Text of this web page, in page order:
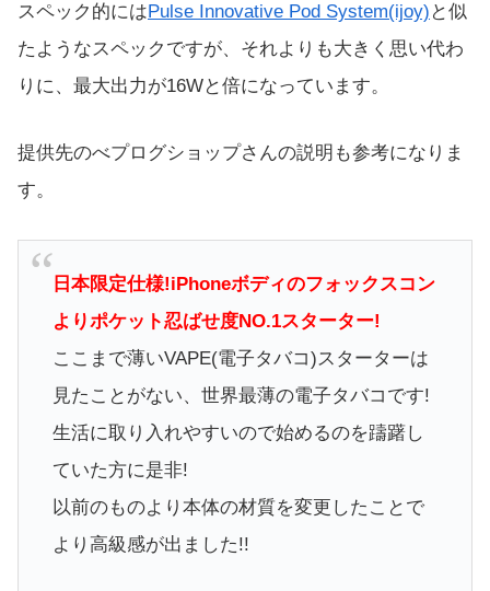
スペック的にはPulse Innovative Pod System(ijoy) と似
たようなスペックですが、それよりも大きく思い代わ
りに、最大出力が16Wと倍になっています。
提供先のべプログショップさんの説明も参考になりま
す。
日本限定仕様!iPhoneボディのフォックスコン
よりポケット忍ばせ度NO.1スターター!
ここまで薄いVAPE(電子タバコ)スターターは
見たことがない、世界最薄の電子タバコです!
生活に取り入れやすいので始めるのを躊躇し
ていた方に是非!
以前のものより本体の材質を変更したことで
より高級感が出ました!!